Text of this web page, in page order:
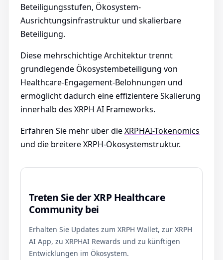
Beteiligungsstufen, Ökosystem-
Ausrichtungsinfrastruktur und skalierbare
Beteiligung.
Diese mehrschichtige Architektur trennt
grundlegende Ökosystembeteiligung von
Healthcare-Engagement-Belohnungen und
ermöglicht dadurch eine effizientere Skalierung
innerhalb des XRPH AI Frameworks.
Erfahren Sie mehr über dieXRPHAI-Tokenomics
und die breitereXRPH-Ökosystemstruktur.
Treten Sie der XRP Healthcare
Community bei
Erhalten Sie Updates zum XRPH Wallet, zur XRPH
AI App, zu XRPHAI Rewards und zu künftigen
Entwicklungen im Ökosystem.